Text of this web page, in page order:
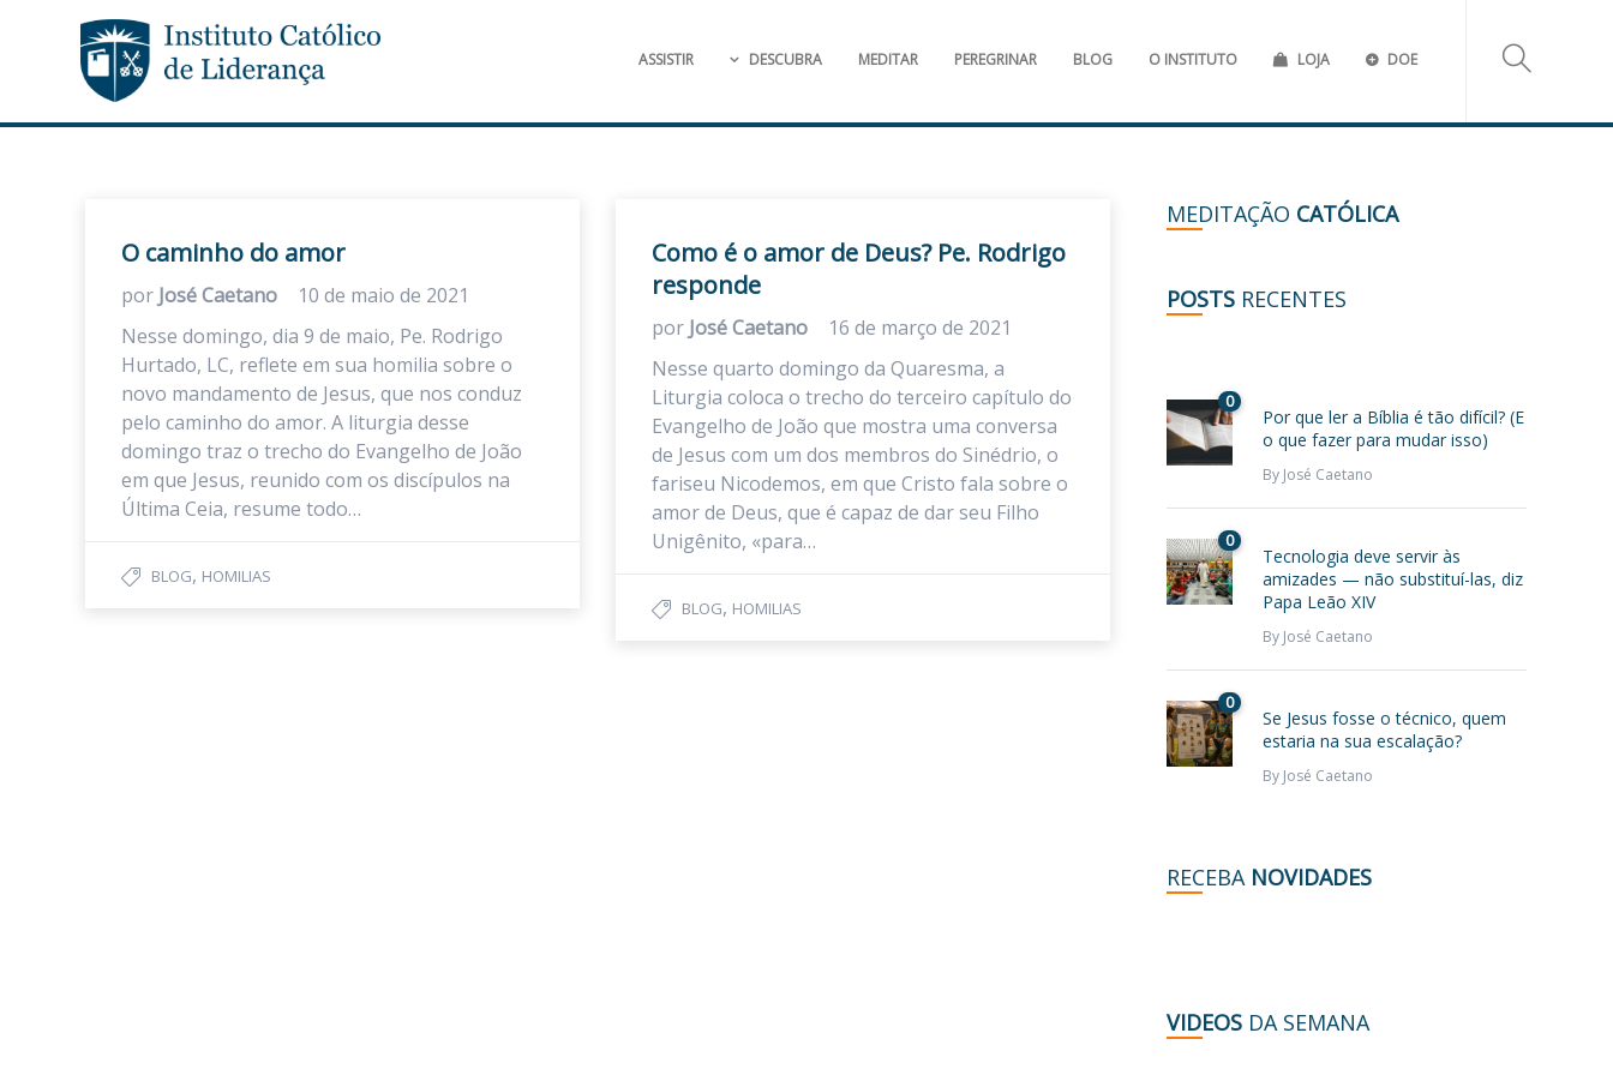
ASSISTIR DESCUBRA MEDITAR PEREGRINAR BLOG O INSTITUTO LOJA DOE
O caminho do amor
por José Caetano
10 de maio de 2021
Nesse domingo, dia 9 de maio, Pe. Rodrigo
Hurtado, LC, reflete em sua homilia sobre o
novo mandamento de Jesus, que nos conduz
pelo caminho do amor. A liturgia desse
domingo traz o trecho do Evangelho de João
em que Jesus, reunido com os discípulos na
Última Ceia, resume todo…
BLOG, HOMILIAS
Como é o amor de Deus? Pe. Rodrigo
responde
por José Caetano
16 de março de 2021
Nesse quarto domingo da Quaresma, a
Liturgia coloca o trecho do terceiro capítulo do
Evangelho de João que mostra uma conversa
de Jesus com um dos membros do Sinédrio, o
fariseu Nicodemos, em que Cristo fala sobre o
amor de Deus, que é capaz de dar seu Filho
Unigênito, «para…
BLOG, HOMILIAS
MEDITAÇÃO CATÓLICA
POSTS RECENTES
0
Por que ler a Bíblia é tão difícil? (E
o que fazer para mudar isso)
By José Caetano
0
Tecnologia deve servir às
amizades — não substituí-las, diz
Papa Leão XIV
By José Caetano
0
Se Jesus fosse o técnico, quem
estaria na sua escalação?
By José Caetano
RECEBA NOVIDADES
VIDEOS DA SEMANA